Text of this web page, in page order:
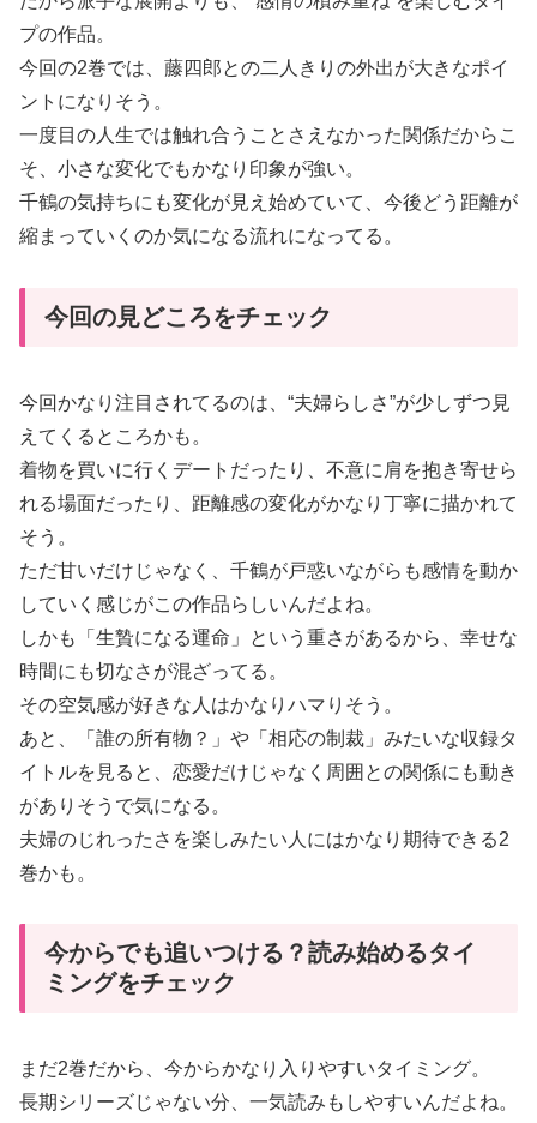
プの作品。
今回の2巻では、藤四郎との二人きりの外出が大きなポイ
ントになりそう。
一度目の人生では触れ合うことさえなかった関係だからこ
そ、小さな変化でもかなり印象が強い。
千鶴の気持ちにも変化が見え始めていて、今後どう距離が
縮まっていくのか気になる流れになってる。
今回の見どころをチェック
今回かなり注目されてるのは、“夫婦らしさ”が少しずつ見
えてくるところかも。
着物を買いに行くデートだったり、不意に肩を抱き寄せら
れる場面だったり、距離感の変化がかなり丁寧に描かれて
そう。
ただ甘いだけじゃなく、千鶴が戸惑いながらも感情を動か
していく感じがこの作品らしいんだよね。
しかも「生贄になる運命」という重さがあるから、幸せな
時間にも切なさが混ざってる。
その空気感が好きな人はかなりハマりそう。
あと、「誰の所有物？」や「相応の制裁」みたいな収録タ
イトルを見ると、恋愛だけじゃなく周囲との関係にも動き
がありそうで気になる。
夫婦のじれったさを楽しみたい人にはかなり期待できる2
巻かも。
今からでも追いつける？読み始めるタイ
ミングをチェック
まだ2巻だから、今からかなり入りやすいタイミング。
長期シリーズじゃない分、一気読みもしやすいんだよね。